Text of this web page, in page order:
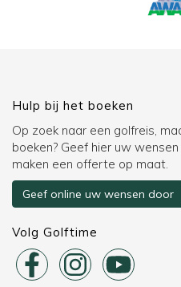
Hulp bij het boeken
Op zoek naar een golfreis,
boeken? Geef hier uw
maken een offerte op maat.
Geef online uw wensen door
Volg Golftime